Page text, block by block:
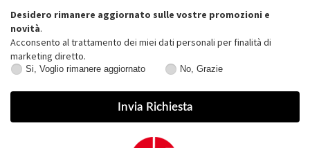
Desidero rimanere aggiornato sulle vostre promozioni e
novità.
Acconsento al trattamento dei miei dati personali per finalità di
marketing diretto.
Voglio
Si, Voglio rimanere aggiornato
Grazie
No, Grazie